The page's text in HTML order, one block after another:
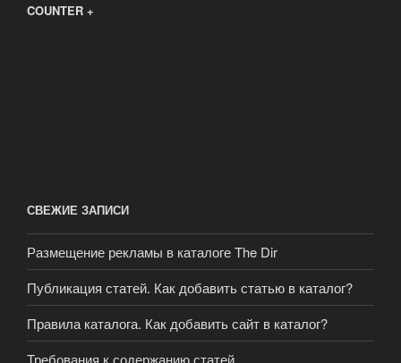
COUNTER +
СВЕЖИЕ ЗАПИСИ
Размещение рекламы в каталоге The Dir
Публикация статей. Как добавить статью в каталог?
Правила каталога. Как добавить сайт в каталог?
Требования к содержанию статей